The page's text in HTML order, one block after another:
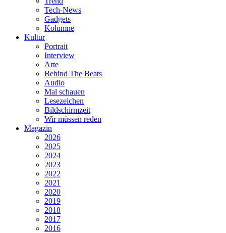
Tech-News
Gadgets
Kolumne
Kultur
Portrait
Interview
Arte
Behind The Beats
Audio
Mal schauen
Lesezeichen
Bildschirmzeit
Wir müssen reden
Magazin
2026
2025
2024
2023
2022
2021
2020
2019
2018
2017
2016